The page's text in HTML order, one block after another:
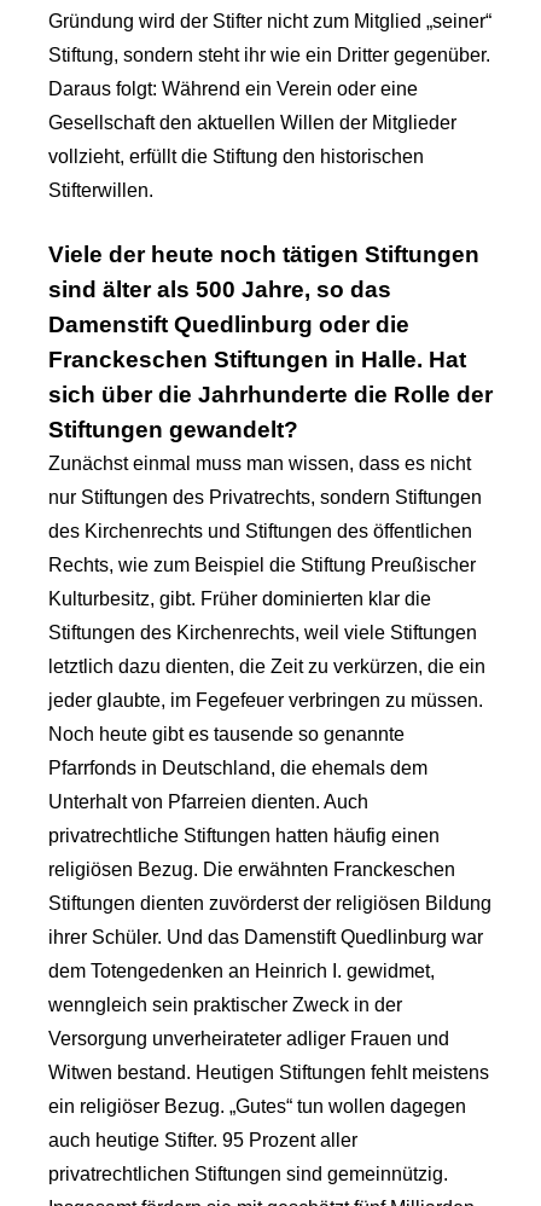
Gründung wird der Stifter nicht zum Mitglied „seiner“
Stiftung, sondern steht ihr wie ein Dritter gegenüber.
Daraus folgt: Während ein Verein oder eine
Gesellschaft den aktuellen Willen der Mitglieder
vollzieht, erfüllt die Stiftung den historischen
Stifterwillen.
Viele der heute noch tätigen Stiftungen
sind älter als 500 Jahre, so das
Damenstift Quedlinburg oder die
Franckeschen Stiftungen in Halle. Hat
sich über die Jahrhunderte die Rolle der
Stiftungen gewandelt?
Zunächst einmal muss man wissen, dass es nicht
nur Stiftungen des Privatrechts, sondern Stiftungen
des Kirchenrechts und Stiftungen des öffentlichen
Rechts, wie zum Beispiel die Stiftung Preußischer
Kulturbesitz, gibt. Früher dominierten klar die
Stiftungen des Kirchenrechts, weil viele Stiftungen
letztlich dazu dienten, die Zeit zu verkürzen, die ein
jeder glaubte, im Fegefeuer verbringen zu müssen.
Noch heute gibt es tausende so genannte
Pfarrfonds in Deutschland, die ehemals dem
Unterhalt von Pfarreien dienten. Auch
privatrechtliche Stiftungen hatten häufig einen
religiösen Bezug. Die erwähnten Franckeschen
Stiftungen dienten zuvörderst der religiösen Bildung
ihrer Schüler. Und das Damenstift Quedlinburg war
dem Totengedenken an Heinrich I. gewidmet,
wenngleich sein praktischer Zweck in der
Versorgung unverheirateter adliger Frauen und
Witwen bestand. Heutigen Stiftungen fehlt meistens
ein religiöser Bezug. „Gutes“ tun wollen dagegen
auch heutige Stifter. 95 Prozent aller
privatrechtlichen Stiftungen sind gemeinnützig.